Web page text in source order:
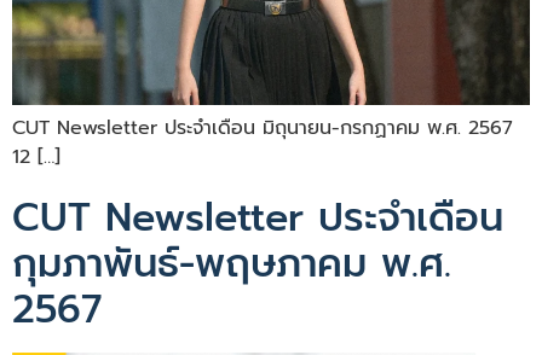
CUT Newsletter ประจำเดือน มิถุนายน-กรกฏาคม พ.ศ. 2567
12 […]
CUT Newsletter ประจำเดือน
กุมภาพันธ์-พฤษภาคม พ.ศ.
2567